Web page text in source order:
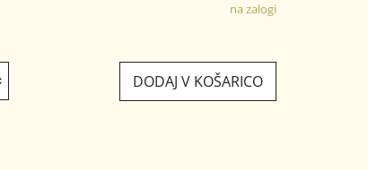
na zalogi
DODAJ V KOŠARICO